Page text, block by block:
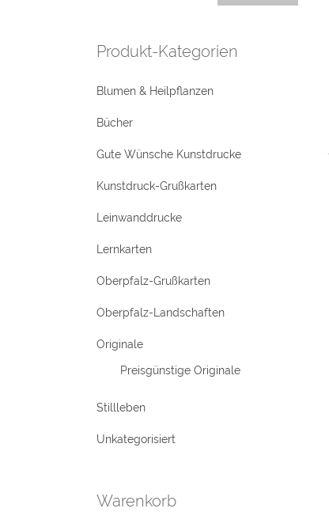
Produkt-Kategorien
Blumen & Heilpflanzen
Bücher
Gute Wünsche Kunstdrucke
Kunstdruck-Grußkarten
Leinwanddrucke
Lernkarten
Oberpfalz-Grußkarten
Oberpfalz-Landschaften
Originale
Preisgünstige Originale
Stillleben
Unkategorisiert
Warenkorb